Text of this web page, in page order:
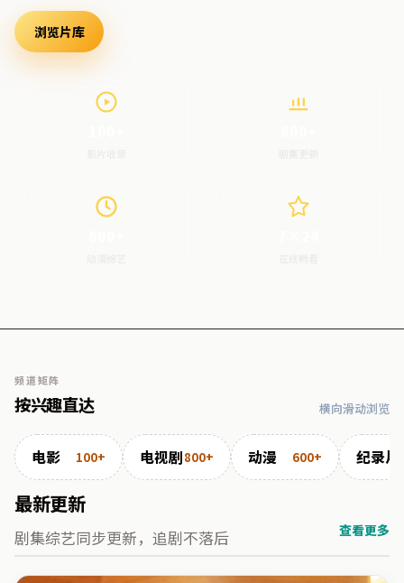
浏览片库
频道矩阵
按兴趣直达 横向滑动浏览
电影 100+ 电视剧800+ 动漫 600+ 纪录片
最新更新
剧集综艺同步更新，追剧不落后 查看更多